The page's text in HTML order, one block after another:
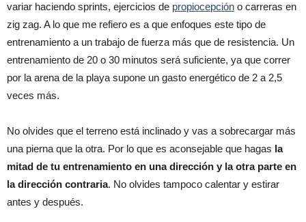
variar haciendo sprints, ejercicios de propiocepción o carreras en
zig zag. A lo que me refiero es a que enfoques este tipo de
entrenamiento a un trabajo de fuerza más que de resistencia. Un
entrenamiento de 20 o 30 minutos será suficiente, ya que correr
por la arena de la playa supone un gasto energético de 2 a 2,5
veces más.
No olvides que el terreno está inclinado y vas a sobrecargar más
una pierna que la otra. Por lo que es aconsejable que hagas la
mitad de tu entrenamiento en una dirección y la otra parte en
la dirección contraria. No olvides tampoco calentar y estirar
antes y después.